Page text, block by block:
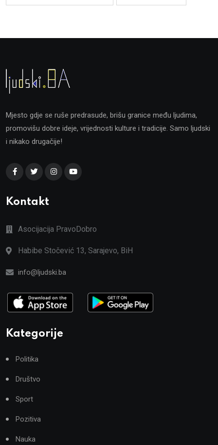
Mjesto gdje se ruše predrasude, brišu granice među ljudima,
promovišu dobre ideje, vrijednosti kulture i tradicije. Samo ljudski
i nikako drugačije!
Kontakt
Asocijacija PravoDobro
Habibe Stočević 13, Sarajevo, BiH
info@ljudski.ba
Kategorije
Politika
Društvo
Sport
Pozitiva
Nauka